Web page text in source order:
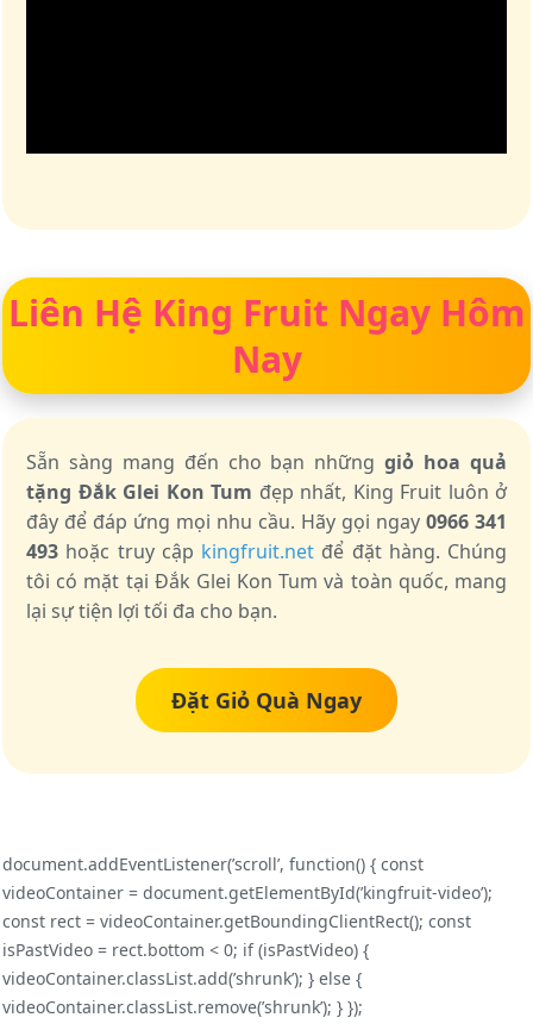
Liên Hệ King Fruit Ngay Hôm
Nay
Sẵn sàng mang đến cho bạn nhữnggiỏ hoa quả
tặng Đắk Glei Kon Tum đẹp nhất, King Fruit luôn ở
đây để đáp ứng mọi nhu cầu. Hãy gọi ngay 0966 341
493 hoặc truy cập kingfruit.net để đặt hàng. Chúng
tôi có mặt tại Đắk Glei Kon Tum và toàn quốc, mang
lại sự tiện lợi tối đa cho bạn.
Đặt Giỏ Quà Ngay
document.addEventListener(’scroll’, function() { const
videoContainer = document.getElementById(’kingfruit-video’);
const rect = videoContainer.getBoundingClientRect(); const
isPastVideo = rect.bottom < 0; if (isPastVideo) {
videoContainer.classList.add(’shrunk’); } else {
videoContainer.classList.remove(’shrunk’); } });